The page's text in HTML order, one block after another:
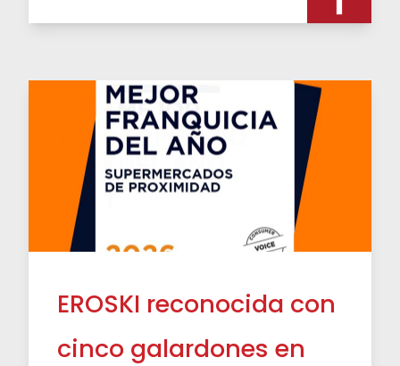
EROSKI reconocida con
cinco galardones en